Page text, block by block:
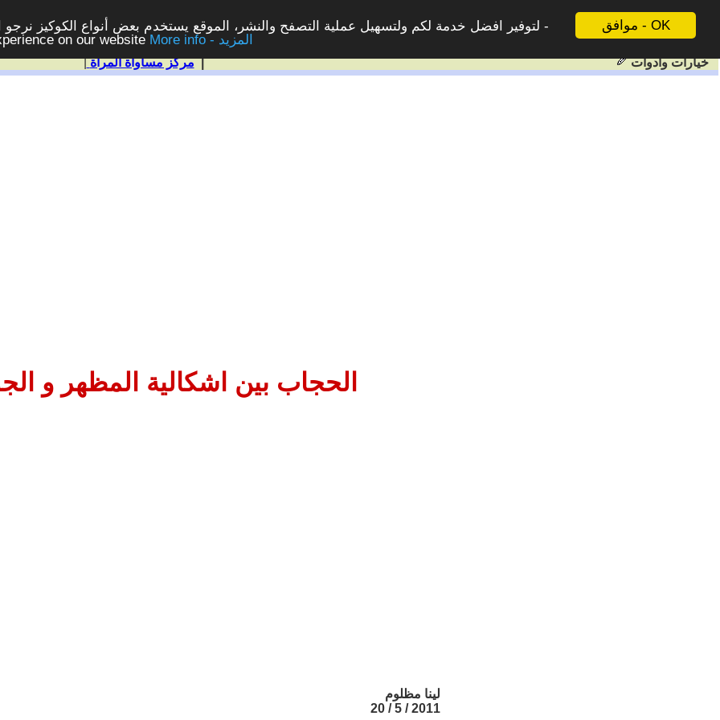
موافق - OK
لتوفير افضل خدمة لكم ولتسهيل عملية التصفح والنشر، الموقع يستخدم بعض أنواع الكوكيز
on our website
More info - المزيد
| مركز مساواة المرأة| خيارات وادوات
الحجاب بين اشكالية المظهر و
لينا مظلوم
2011 / 5 / 20